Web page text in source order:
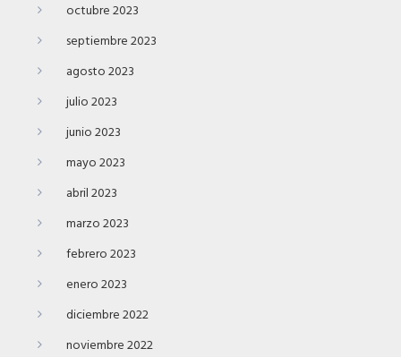
octubre 2023
septiembre 2023
agosto 2023
julio 2023
junio 2023
mayo 2023
abril 2023
marzo 2023
febrero 2023
enero 2023
diciembre 2022
noviembre 2022